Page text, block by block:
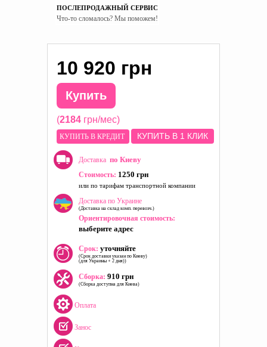
ПОСЛЕПРОДАЖНЫЙ СЕРВИС
Что-то сломалось? Мы поможем!
10 920 грн
Купить
(2184 грн/мес)
КУПИТЬ В КРЕДИТ КУПИТЬ В 1 КЛИК
Доставка по Киеву
Стоимость: 1250 грн
или по тарифам транспортной компании
Доставка по Украине
(Доставка на склад комп. перевозч.)
Ориентировочная стоимость:
выберите адрес
Срок: уточняйте
(Срок доставки указан по Киеву)
(для Украины + 2 дня))
Сборка: 910 грн
(Сборка доступна для Киева)
Оплата
Занос